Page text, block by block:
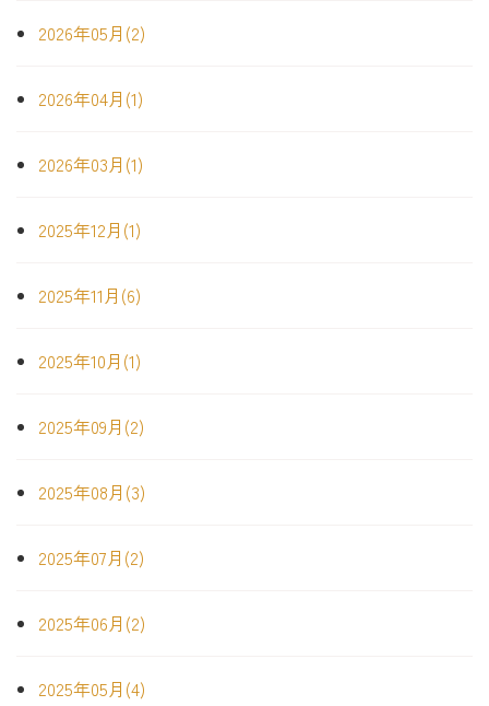
2026年05月(2)
2026年04月(1)
2026年03月(1)
2025年12月(1)
2025年11月(6)
2025年10月(1)
2025年09月(2)
2025年08月(3)
2025年07月(2)
2025年06月(2)
2025年05月(4)